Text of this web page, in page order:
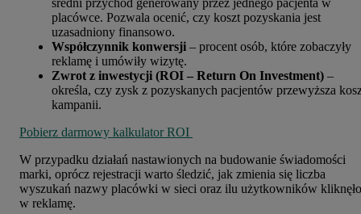
średni przychód generowany przez jednego pacjenta w
placówce. Pozwala ocenić, czy koszt pozyskania jest
uzasadniony finansowo.
Współczynnik konwersji – procent osób, które zobaczyły
reklamę i umówiły wizytę.
Zwrot z inwestycji (ROI – Return On Investment) –
określa, czy zysk z pozyskanych pacjentów przewyższa
kampanii.
Pobierz darmowy kalkulator ROI
W przypadku działań nastawionych na budowanie świadomości
marki, oprócz rejestracji warto śledzić, jak zmienia się liczba
wyszukań nazwy placówki w sieci oraz ilu użytkowników kliknęło
w reklamę.